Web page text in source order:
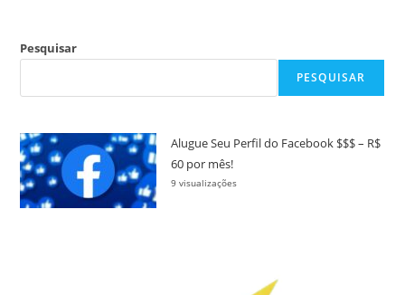
Pesquisar
PESQUISAR
Alugue Seu Perfil do Facebook $$$ – R$
60 por mês!
9 visualizações